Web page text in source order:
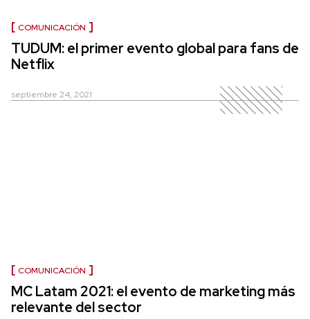
COMUNICACIÓN
TUDUM: el primer evento global para fans de
Netflix
septiembre 24, 2021
COMUNICACIÓN
MC Latam 2021: el evento de marketing más
relevante del sector